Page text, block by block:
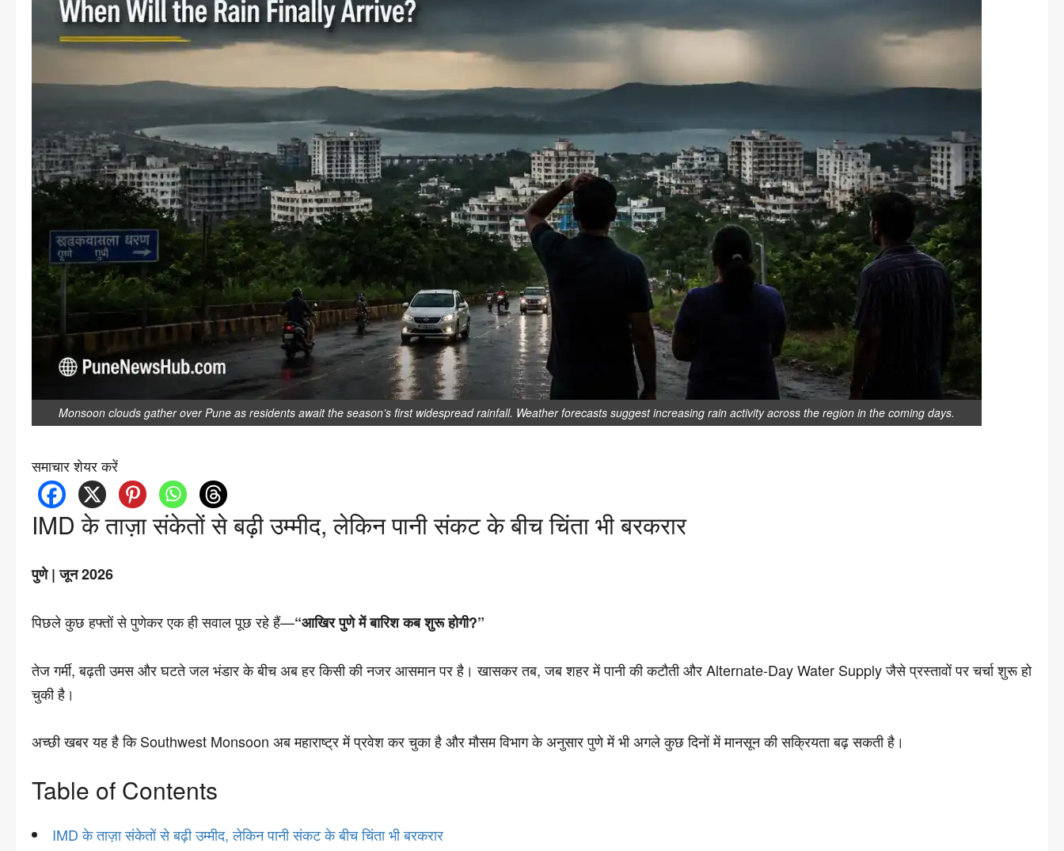
Monsoon clouds gather over Pune as residents await the season’s first widespread rainfall. Weather forecasts suggest increasing rain activity across the region in the coming days.
समाचार शेयर करें
IMD के ताज़ा संकेतों से बढ़ी उम्मीद, लेकिन पानी संकट के बीच चिंता भी बरकरार
पुणे | जून 2026
पिछले कुछ हफ्तों से पुणेकर एक ही सवाल पूछ रहे हैं—“आखिर पुणे में बारिश कब शुरू होगी?”
तेज गर्मी, बढ़ती उमस और घटते जल भंडार के बीच अब हर किसी की नजर आसमान पर है। खासकर तब, जब शहर में पानी की कटौती और Alternate-Day Water Supply जैसे प्रस्तावों पर चर्चा शुरू हो
चुकी है।
अच्छी खबर यह है कि Southwest Monsoon अब महाराष्ट्र में प्रवेश कर चुका है और मौसम विभाग के अनुसार पुणे में भी अगले कुछ दिनों में मानसून की सक्रियता बढ़ सकती है।
Table of Contents
IMD के ताज़ा संकेतों से बढ़ी उम्मीद, लेकिन पानी संकट के बीच चिंता भी बरकरार